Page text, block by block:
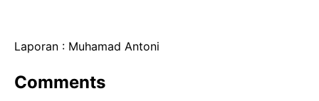
Laporan : Muhamad Antoni
Comments